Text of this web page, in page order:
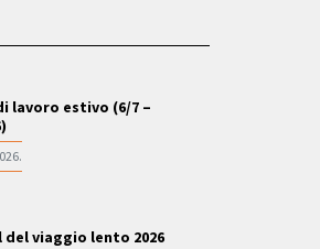
lavoro estivo (6/7 –
del viaggio lento 2026